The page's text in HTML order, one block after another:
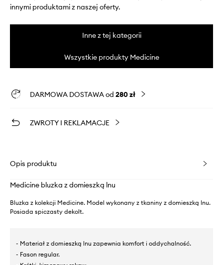
innymi produktami z naszej oferty.
Inne z tej kategorii
Wszystkie produkty Medicine
DARMOWA DOSTAWA od 280 zł
ZWROTY I REKLAMACJE
Opis produktu
Medicine bluzka z domieszką lnu
Bluzka z kolekcji Medicine. Model wykonany z tkaniny z domieszką lnu.
Posiada spiczasty dekolt.
- Materiał z domieszką lnu zapewnia komfort i oddychalność.
- Fason regular.